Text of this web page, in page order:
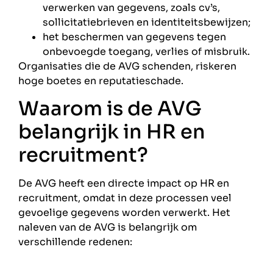
verwerken van gegevens, zoals cv’s,
sollicitatiebrieven en identiteitsbewijzen;
het beschermen van gegevens tegen
onbevoegde toegang, verlies of misbruik.
Organisaties die de AVG schenden, riskeren
hoge boetes en reputatieschade.
Waarom is de AVG
belangrijk in HR en
recruitment?
De AVG heeft een directe impact op HR en
recruitment, omdat in deze processen veel
gevoelige gegevens worden verwerkt. Het
naleven van de AVG is belangrijk om
verschillende redenen: